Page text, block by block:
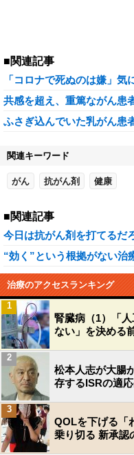
■関連記事
「コロナで死ぬのは嫌」
共感を超え、重篤ながん患
ふさぎ込んでいた乳がん患
関連キーワード
がん 抗がん剤 健康
■関連記事
今日は抗がん剤を打てるだ
“効く”という根拠がない治
治療のアクセスランキング
腎臓病（1）「
ない」を決める
1
松本人志が大腸
存するISRの適
2
QOLを下げる「
乗り切る 新承認
3